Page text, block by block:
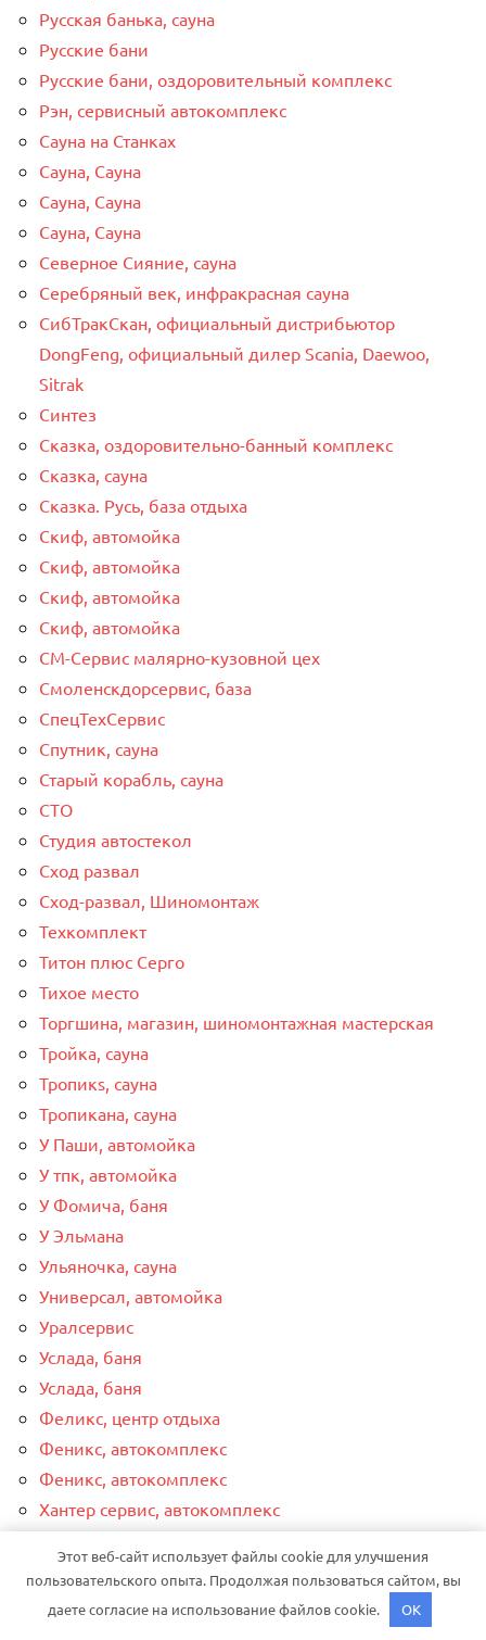
Русская банька, сауна
Русские бани
Русские бани, оздоровительный комплекс
Рэн, сервисный автокомплекс
Сауна на Станках
Сауна, Сауна
Сауна, Сауна
Сауна, Сауна
Северное Сияние, сауна
Серебряный век, инфракрасная сауна
СибТракСкан, официальный дистрибьютор
DongFeng, официальный дилер Scania, Daewoo,
Sitrak
Синтез
Сказка, оздоровительно-банный комплекс
Сказка, сауна
Сказка. Русь, база отдыха
Скиф, автомойка
Скиф, автомойка
Скиф, автомойка
Скиф, автомойка
СМ-Сервис малярно-кузовной цех
Смоленскдорсервис, база
СпецТехСервис
Спутник, сауна
Старый корабль, сауна
СТО
Студия автостекол
Сход развал
Сход-развал, Шиномонтаж
Техкомплект
Титон плюс Серго
Тихое место
Торгшина, магазин, шиномонтажная мастерская
Тройка, сауна
Тропикs, сауна
Тропикана, сауна
У Паши, автомойка
У тпк, автомойка
У Фомича, баня
У Эльмана
Ульяночка, сауна
Универсал, автомойка
Уралсервис
Услада, баня
Услада, баня
Феликс, центр отдыха
Феникс, автокомплекс
Феникс, автокомплекс
Хантер сервис, автокомплекс
Хантер сервис, автокомплекс
Хелп Моторс
Царь-Баня, оздоровительный комплекс
Этот веб-сайт использует файлы cookie для улучшения
пользовательского опыта. Продолжая пользоваться сайтом, вы
даете согласие на использование файлов cookie.
OK